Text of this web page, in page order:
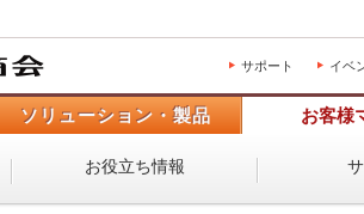
サポート イベ
ソリューション・製品 お客様
お役立ち情報